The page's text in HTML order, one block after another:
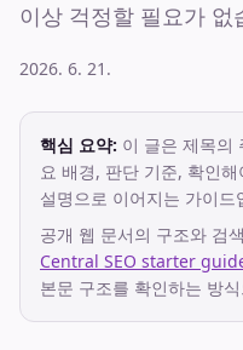
이상 걱정할 필요가 없
2026. 6. 21.
핵심 요약: 이 글은 제목의
요 배경, 판단 기준, 확인
설명으로 이어지는 가이드
공개 웹 문서의 구조와 검
Central SEO starter
본문 구조를 확인하는 방